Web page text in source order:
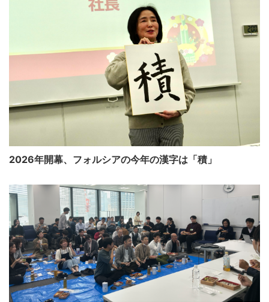
2026年開幕、フォルシアの今年の漢字は「積」